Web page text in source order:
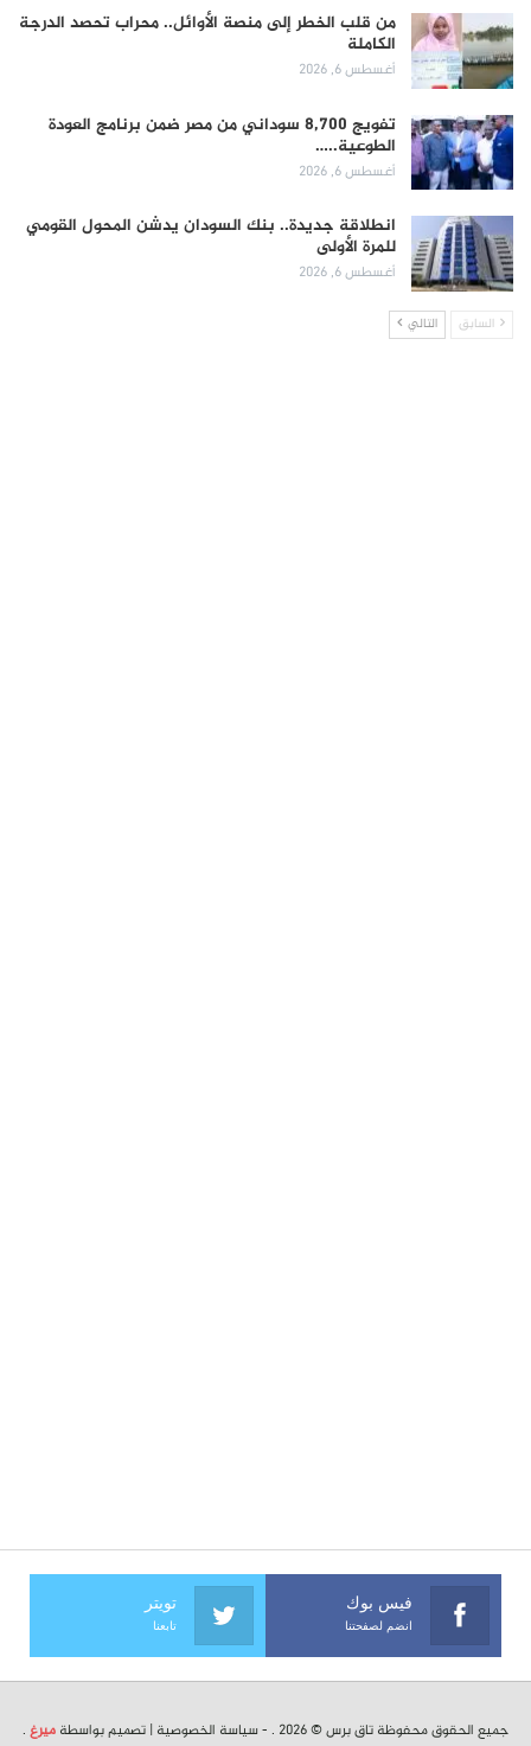
من قلب الخطر إلى منصة الأوائل.. محراب تحصد الدرجة
الكاملة
أغسطس 6, 2026
تفويج 8,700 سوداني من مصر ضمن برنامج العودة
الطوعية..…
أغسطس 6, 2026
انطلاقة جديدة.. بنك السودان يدشن المحول القومي
للمرة الأولى
أغسطس 6, 2026
السابق التالي
فيس بوك
انضم لصفحتنا
تويتر
تابعنا
جميع الحقوق محفوظة تاق برس © 2026 . - سياسة الخصوصية | تصميم بواسطة ميرغ .